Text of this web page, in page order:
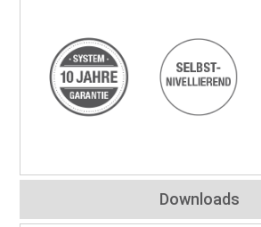
Downloads